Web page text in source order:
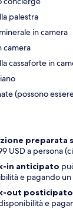
palestra
in camera
camera
cassaforte in
(possono
preparata
USD a persona
in anticipato
e pagando
out posticipato
e